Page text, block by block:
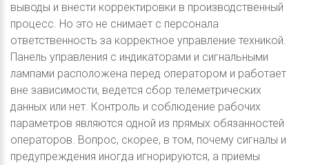
выводы и внести корректировки в производственный
процесс. Но это не снимает с персонала
ответственность за корректное управление техникой.
Панель управления с индикаторами и сигнальными
лампами расположена перед оператором и работает
вне зависимости, ведется сбор телеметрических
данных или нет. Контроль и соблюдение рабочих
параметров являются одной из прямых обязанностей
операторов. Вопрос, скорее, в том, почему сигналы и
предупреждения иногда игнорируются, а приемы